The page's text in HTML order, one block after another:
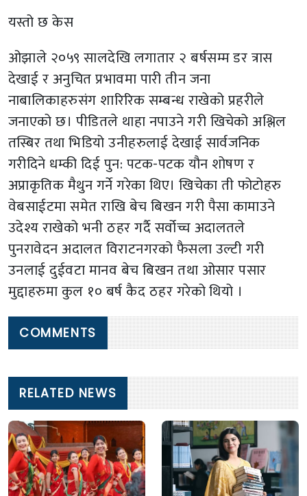
यस्तो छ केस
ओझाले २०५९ सालदेखि लगातार २ बर्षसम्म डर त्रास
देखाई र अनुचित प्रभावमा पारी तीन जना
नाबालिकाहरुसंग शारिरिक सम्बन्ध राखेको प्रहरीले
जनाएको छ। पीडितले थाहा नपाउने गरी खिचेको अश्लिल
तस्बिर तथा भिडियो उनीहरुलाई देखाई सार्वजनिक
गरीदिने धम्की दिई पुन: पटक-पटक यौन शोषण र
अप्राकृतिक मैथुन गर्ने गरेका थिए। खिचेका ती फोटोहरु
वेबसाईटमा समेत राखि बेच बिखन गरी पैसा कामाउने
उदेश्य राखेको भनी ठहर गर्दै सर्वोच्च अदालतले
पुनरावेदन अदालत विराटनगरको फैसला उल्टी गरी
उनलाई दुईवटा मानव बेच बिखन तथा ओसार पसार
मुद्दाहरुमा कुल १० बर्ष कैद ठहर गरेको थियो ।
COMMENTS
RELATED NEWS